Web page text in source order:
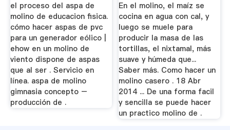
el proceso del aspa de
molino de educacion fisica.
cómo hacer aspas de pvc
para un generador eólico |
ehow en un molino de
viento dispone de aspas
que al ser . Servicio en
línea. aspa de molino
gimnasia concepto –
producción de .
En el molino, el maíz se
cocina en agua con cal, y
luego se muele para
producir la masa de las
tortillas, el nixtamal, más
suave y húmeda que...
Saber más. Como hacer un
molino casero . 18 Abr
2014 ... De una forma facil
y sencilla se puede hacer
un practico molino de .